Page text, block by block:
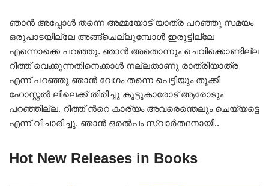
ഞാന്‍ അപ്പോള്‍ തന്നെ അമ്മയോട് യാത്ര പറഞ്ഞു സമയം
ഒരുപാടയില്ലേ അങ്ങ്ചെല്ലുമ്പോള്‍ ഇരുട്ടില്ലേ
എന്നൊക്കെ പറഞ്ഞു. ഞാന്‍ അതൊന്നും ചെവിക്കൊണ്ടില്ല
റീത്ത് വെക്കുന്നതിനെക്കാള്‍ നല്ലതാണു രാത്രിയാത്ര
എന്ന് പറഞ്ഞു ഞാന്‍ വേഗം തന്നെ പെട്ടിയും തൂക്കി
ഹോസ്റ്റല്‍ ലിലെക്ക് തിരിച്ചു കൂട്ടുകാരോട് ആരോടും
പറഞ്ഞില്ല. റീത്ത് ന്‍റെ കാര്യം അവരെന്തെലും ചെയ്യട്ടെ
എന്ന് വിചാരിച്ചു. ഞാന്‍ ഒരല്‍പം സ്വാര്‍ത്ഥനായി..
Hot New Releases in Books